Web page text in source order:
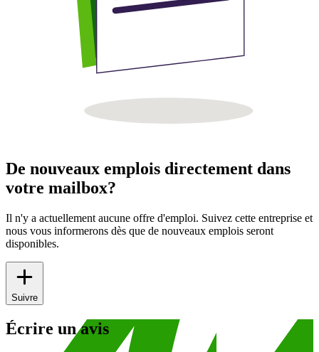
De nouveaux emplois directement dans
votre mailbox?
Il n'y a actuellement aucune offre d'emploi. Suivez cette entreprise et
nous vous informerons dès que de nouveaux emplois seront
disponibles.
Suivre
Écrire un avis